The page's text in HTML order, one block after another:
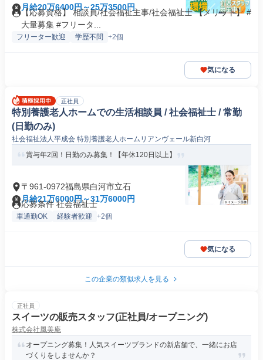
月給20万6400円～25万3500円
【応募資格】 相談員/社会福祉主事/社会福祉士 【メリット】 #
大量募集 #フリータ...
フリーター歓迎 学歴不問 +2個
気になる
正社員
特別養護老人ホームでの生活相談員 / 社会福祉士 / 常勤
(日勤のみ)
社会福祉法人平成会 特別養護老人ホームリアンヴェール新白河
賞与年2回！日勤のみ募集！【年休120日以上】
〒961-0972福島県白河市立石
月給21万6000円～31万6000円
応募条件 社会福祉士
車通勤OK 経験者歓迎 +2個
気になる
この企業の類似求人を見る
正社員
スイーツの販売スタッフ(正社員/オープニング)
株式会社風美庵
オープニング募集！人気スイーツブランドの新店舗で、一緒にお店
づくりをしませんか？